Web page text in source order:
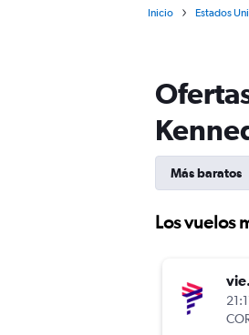
Inicio Estados
Más baratos
Los vuelos